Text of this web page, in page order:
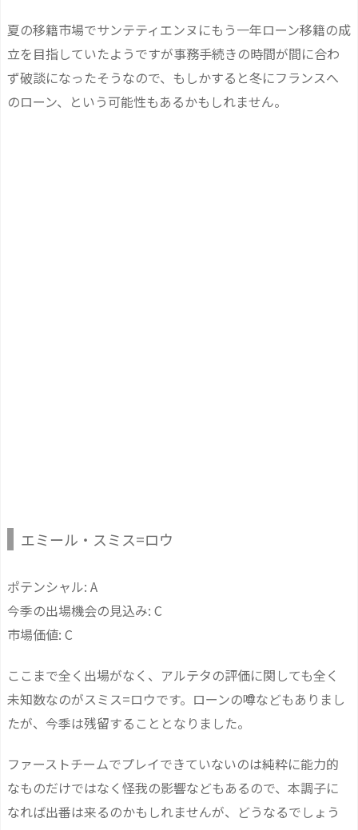
夏の移籍市場でサンテティエンヌにもう一年ローン移籍の成
立を目指していたようですが事務手続きの時間が間に合わ
ず破談になったそうなので、もしかすると冬にフランスへ
のローン、という可能性もあるかもしれません。
エミール・スミス=ロウ
ポテンシャル: A
今季の出場機会の見込み: C
市場価値: C
ここまで全く出場がなく、アルテタの評価に関しても全く
未知数なのがスミス=ロウです。ローンの噂などもありまし
たが、今季は残留することとなりました。
ファーストチームでプレイできていないのは純粋に能力的
なものだけではなく怪我の影響などもあるので、本調子に
なれば出番は来るのかもしれませんが、どうなるでしょう